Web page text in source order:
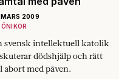
MARS 2009
svensk intellektuell katolik
dödshjälp och rätt
abort med påven.